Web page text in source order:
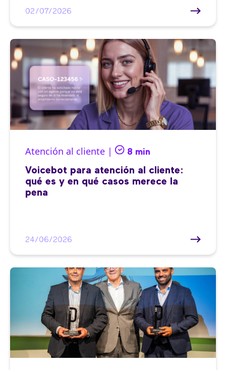
02/07/2026
Atención al cliente | 8 min
Voicebot para atención al cliente:
qué es y en qué casos merece la
pena
24/06/2026